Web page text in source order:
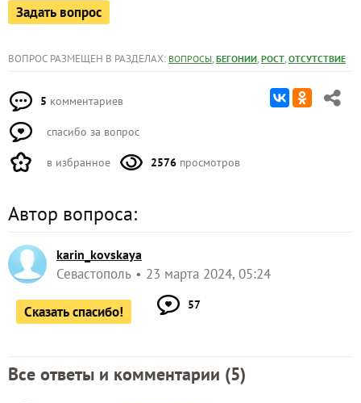
Задать вопрос
ВОПРОС РАЗМЕЩЕН В РАЗДЕЛАХ: ВОПРОСЫ, БЕГОНИИ, РОСТ, ОТСУТСТВИЕ
5 комментариев
спасибо за вопрос
в избранное 2576 просмотров
Автор вопроса:
karin_kovskaya
Севастополь 23 марта 2024, 05:24
Сказать спасибо! 57
Все ответы и комментарии (5)